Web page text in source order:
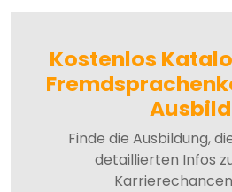
Kostenlos
Finde die Ausbildung,
detaillierten Infos